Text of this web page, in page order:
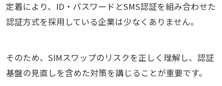
定着により、ID・パスワードとSMS認証を組み合わせた
認証方式を採用している企業は少なくありません。
そのため、SIMスワップのリスクを正しく理解し、認証
基盤の見直しを含めた対策を講じることが重要です。